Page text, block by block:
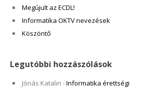
Megújult az ECDL!
Informatika OKTV nevezések
Köszöntő
Legutóbbi hozzászólások
Jónás Katalin -Informatika érettségi